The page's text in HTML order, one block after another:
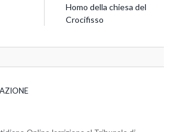
Homo della chiesa del
Crocifisso